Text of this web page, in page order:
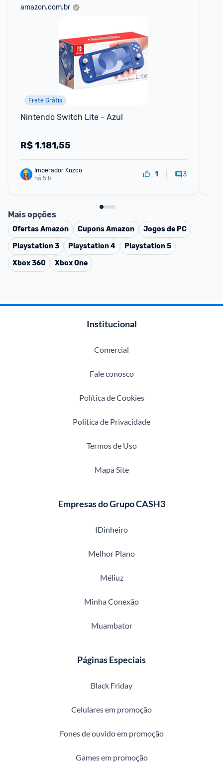
amazon.com.br
Frete Grátis
Nintendo Switch Lite - Azul
R$1.181,55
Imperador Kuzco
há 5 h
1 3
Mais opções
OfertasAmazon CuponsAmazon
Jogos de PC
Playstation 3
Playstation 4
Playstation 5
Xbox 360
Xbox One
Institucional
Comercial
Fale conosco
Política de Cookies
Política de Privacidade
Termos de Uso
Mapa Site
Empresas do Grupo CASH3
IDinheiro
Melhor Plano
Méliuz
Minha Conexão
Muambator
Páginas Especiais
Black Friday
Celulares em promoção
Fones de ouvido em promoção
Games em promoção